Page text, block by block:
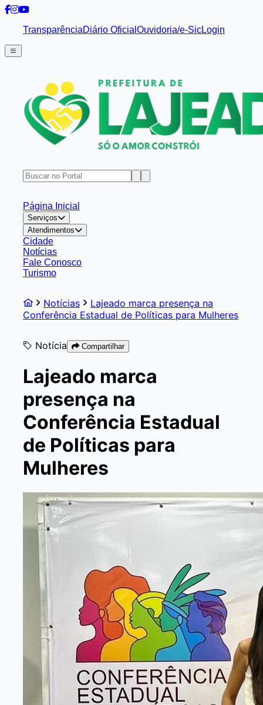
TransparênciaDiário Oficial Ouvidoria/e-SicLogin
Página Inicial
Serviços
Atendimentos
Cidade
Notícias
Fale Conosco
Turismo
Notícias
Lajeado marca presença na
Conferência Estadual de Políticas para Mulheres
Notícia Compartilhar
Lajeado marca
presença na
Conferência Estadual
de Políticas para
Mulheres